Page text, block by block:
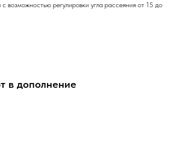
возможностью регулировки угла рассеяния от 15 до
в дополнение